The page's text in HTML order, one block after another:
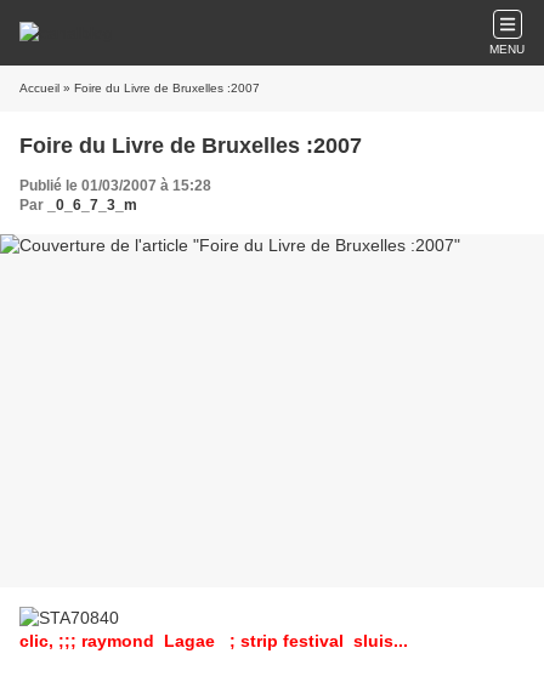
MENU
Accueil » Foire du Livre de Bruxelles :2007
Foire du Livre de Bruxelles :2007
Publié le 01/03/2007 à 15:28
Par
_0_6_7_3_m
clic, ;;; raymond Lagae ; strip festival sluis...